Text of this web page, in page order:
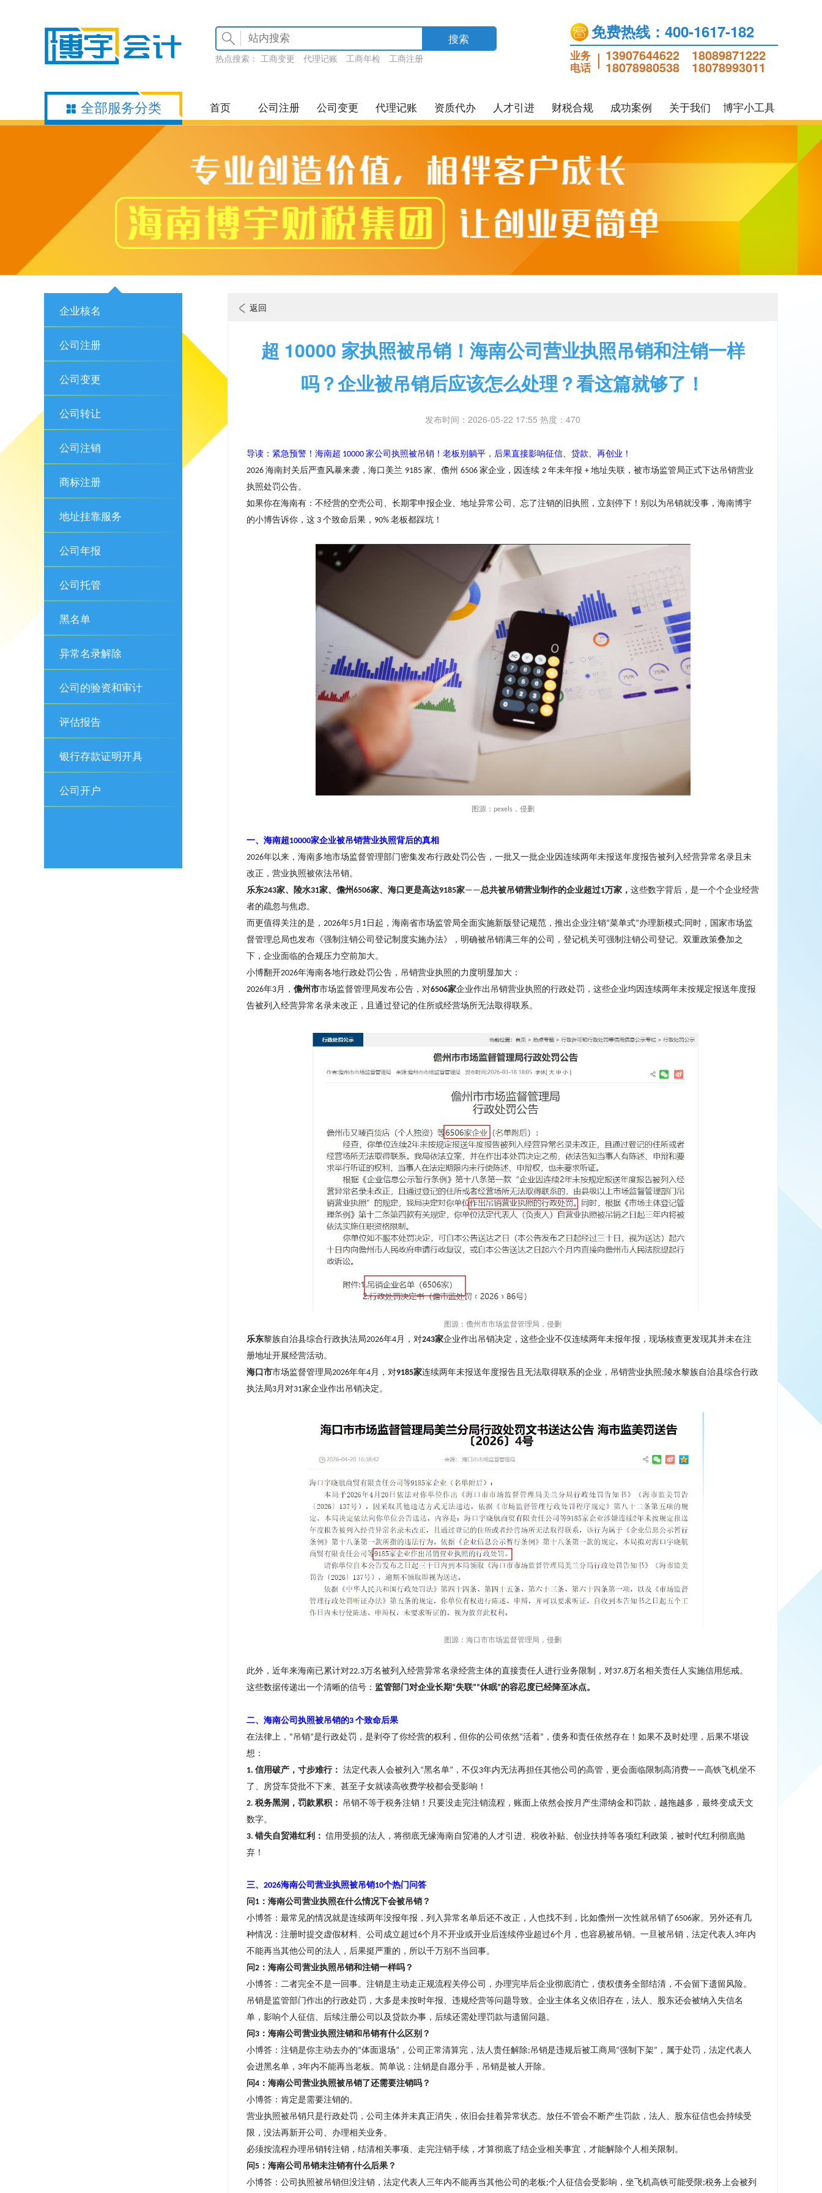
搜索
热点搜索： 工商变更 代理记账 工商年检 工商注册
免费热线：400-1617-182
业务
电话
13907644622 18089871222
18078980538 18078993011
全部服务分类 首页 公司注册 公司变更 代理记账 资质代办 人才引进 财税合规 成功案例 关于我们 博宇小工具
企业核名
公司注册
公司变更
公司转让
公司注销
商标注册
地址挂靠服务
公司年报
公司托管
黑名单
异常名录解除
公司的验资和审计
评估报告
银行存款证明开具
公司开户
返回
超 10000 家执照被吊销！海南公司营业执照吊销和注销一样
吗？企业被吊销后应该怎么处理？看这篇就够了！
发布时间：2026-05-22 17:55 热度：470
导读：紧急预警 ！ 海南超 10000 家公司执照被吊销 ！ 老板别躺平，后果直接影响征信、贷款、再创业 ！
2026 海南封关后严查风暴来袭，海口美兰 9185 家、儋州 6506 家企业，因连续 2 年未年报 + 地址失联，被市场监管局正式下达吊销营业
执照处罚公告。
如果你在海南有：不经营的空壳公司、长期零申报企业、地址异常公司、忘了注销的旧执照，立刻停下 ！ 别以为吊销就没事， 海南博宇
的小博告诉你，这 3 个致命后果， 90% 老板都踩坑 ！
图源： pexels，侵删
一、海南超10000家企业被吊销营业执照背后的真相
2026年以来，海南多地市场监督管理部门密集发布行政处罚公告，一批又一批企业因连续两年未报送年度报告被列入经营异常名录且未
改正，营业执照被依法吊销。
乐东243家、陵水31家、儋州6506家、海口更是高达9185家——总共被吊销营业制作的企业超过1万家， 这些数字背后，是一个个企业经营
者的疏忽与焦虑。
而更值得关注的是， 2026年5月 1 日起，海南省市场监管局全面实施新版登记规范，推出企业注销“菜单式”办理新模式; 同时，国家市场监
督管理总局也发布《强制注销公司登记制度实施办法》，明确被吊销满三年的公司，登记机关可强制注销公司登记。双重政策叠加之
下，企业面临的合规压力空前加大。
小博翻开2026年海南各地行政处罚公告，吊销营业执照的力度明显加大：
2026年3月， 儋州市市场监督管理局发布公告，对6506家企业作出吊销营业执照的行政处罚，这些企业均因连续两年未按规定报送年度报
告被列入经营异常名录未改正，且通过登记的住所或经营场所无法取得联系。
图源：儋州市市场监督管理局，侵删
乐东黎族自治县综合行政执法局2026年4月，对243家企业作出吊销决定，这些企业不仅连续两年未报年报，现场核查更发现其并未在注
册地址开展经营活动。
海口市市场监督管理局2026年年4月，对9185家连续两年未报送年度报告且无法取得联系的企业，吊销营业执照; 陵水黎族自治县综合行政
执法局3月对31家企业作出吊销决定。
图源：海口市市场监督管理局，侵删
此外，近年来海南已累计对22.3万名被列入经营异常名录经营主体的直接责任人进行业务限制，对37.8万名相关责任人实施信用惩戒。
这些数据传递出一个清晰的信号： 监管部门对企业长期 “失联”“休眠”的容忍度已经降至冰点。
二、海南公司执照被吊销的3 个致命后果
在法律上， “吊销”是行政处罚，是剥夺了你经营的权利，但你的公司依然“活着” ，债务和责任依然存在 ！ 如果不及时处理，后果不堪设
想：
1. 信用破产，寸步难行： 法定代表人会被列入 “黑名单” ，不仅 3年内无法再担任其他公司的高管，更会面临限制高消费——高铁飞机坐不
了、房贷车贷批不下来、甚至子女就读高收费学校都会受影响 ！
2. 税务黑洞，罚款累积： 吊销不等于税务注销 ！ 只要没走完注销流程，账面上依然会按月产生滞纳金和罚款，越拖越多，最终变成天文
数字。
3. 错失自贸港红利： 信用受损的法人，将彻底无缘海南自贸港的人才引进、税收补贴、创业扶持等各项红利政策，被时代红利彻底抛
弃 ！
三、 2026海南公司营业执照被吊销10个热门问答
问 1 ：海南公司营业执照在什么情况下会被吊销 ？
小博答：最常见的情况就是连续两年没报年报，列入异常名单后还不改正，人也找不到，比如儋州一次性就吊销了6506家。另外还有几
种情况：注册时提交虚假材料、公司成立超过6个月不开业或开业后连续停业超过6个月，也容易被吊销。一旦被吊销，法定代表人 3年内
不能再当其他公司的法人，后果挺严重的，所以千万别不当回事。
问2 ：海南公司营业执照吊销和注销一样吗 ？
小博答：二者完全不是一回事。注销是主动走正规流程关停公司，办理完毕后企业彻底消亡，债权债务全部结清，不会留下遗留风险。
吊销是监管部门作出的行政处罚，大多是未按时年报、违规经营等问题导致。企业主体名义依旧存在，法人、股东还会被纳入失信名
单，影响个人征信、后续注册公司以及贷款办事，后续还需处理罚款与遗留问题。
问3 ：海南公司营业执照注销和吊销有什么区别 ？
小博答：注销是你主动去办的“体面退场” ，公司正常清算完，法人责任解除;吊销是违规后被工商局“强制下架” ，属于处罚，法定代表人
会进黑名单， 3年内不能再当老板。简单说：注销是自愿分手，吊销是被人开除。
问4 ：海南公司营业执照被吊销了还需要注销吗 ？
小博答：肯定是需要注销的。
营业执照被吊销只是行政处罚，公司主体并未真正消失，依旧会挂着异常状态。放任不管会不断产生罚款，法人、股东征信也会持续受
限，没法再新开公司、办理相关业务。
必须按流程办理吊销转注销，结清相关事项、走完注销手续，才算彻底了结企业相关事宜，才能解除个人相关限制。
问5 ：海南公司吊销未注销有什么后果 ？
小博答：公司执照被吊销但没注销，法定代表人三年内不能再当其他公司的老板 ;个人征信会受影响，坐飞机高铁可能受限;税务上会被列